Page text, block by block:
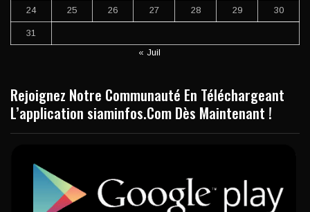
24 25 26 27 28 29 30
31
« Juil
Rejoignez Notre Communauté En Téléchargeant
L’application siaminfos.Com Dès Maintenant !